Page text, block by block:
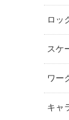
ロッ
スケ
ワー
キャ